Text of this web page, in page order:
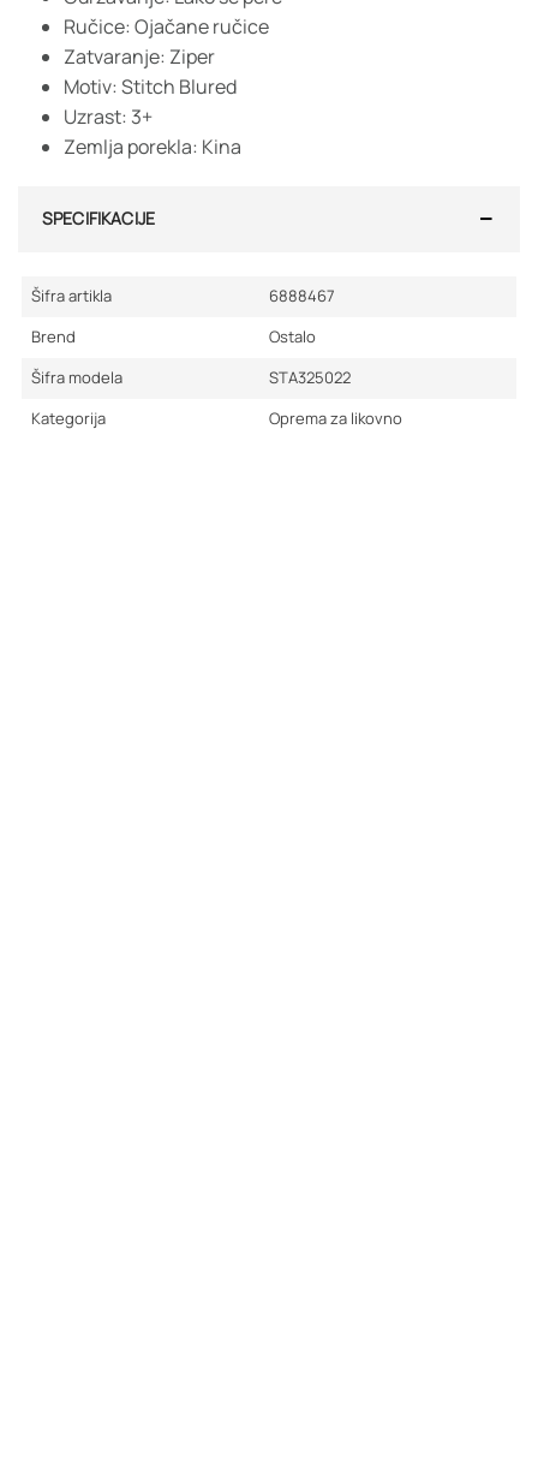
Ručice: Ojačane ručice
Zatvaranje: Ziper
Motiv: Stitch Blured
Uzrast: 3+
Zemlja porekla: Kina
SPECIFIKACIJE
Šifra artikla
6888467
Brend
Ostalo
Šifra modela
STA325022
Kategorija
Oprema za likovno